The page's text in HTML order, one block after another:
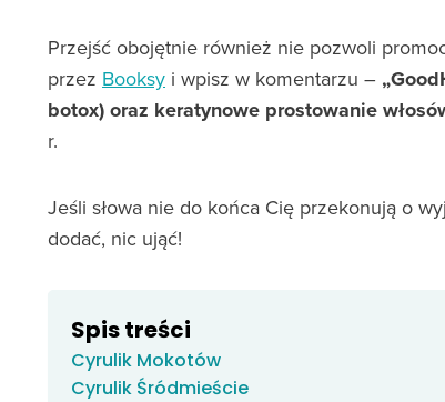
Przejść obojętnie również nie pozwoli
przez Booksy i wpisz w komentarzu –
botox) oraz keratynowe prostowanie
r.
Jeśli słowa nie do końca Cię przekonują o
dodać, nic ująć!
Spis treści
Cyrulik Mokotów
Cyrulik Śródmieście